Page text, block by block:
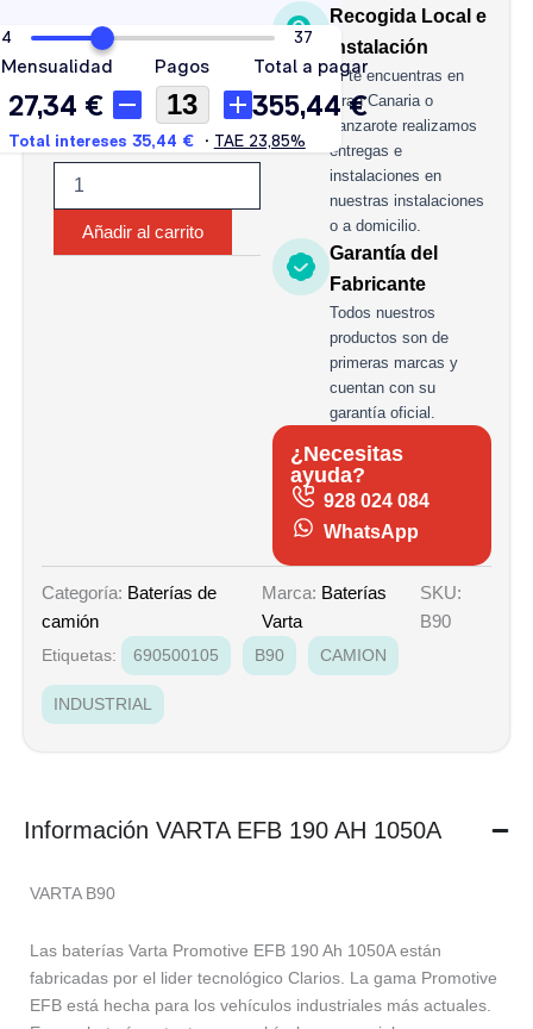
cantidad
Añadir al carrito
Recogida Local e
Instalación
Si te encuentras en
Gran Canaria o
Lanzarote realizamos
entregas e
instalaciones en
nuestras instalaciones
o a domicilio.
Garantía del
Fabricante
Todos nuestros
productos son de
primeras marcas y
cuentan con su
garantía oficial.
¿Necesitas
ayuda?
928 024 084
WhatsApp
Categoría: Baterías de
camión
Marca: Baterías
Varta
SKU:
B90
Etiquetas: 690500105 B90 CAMION
INDUSTRIAL
Información VARTA EFB 190 AH 1050A
VARTA B90
Las baterías Varta Promotive EFB 190 Ah 1050A están
fabricadas por el lider tecnológico Clarios. La gama Promotive
EFB está hecha para los vehículos industriales más actuales.